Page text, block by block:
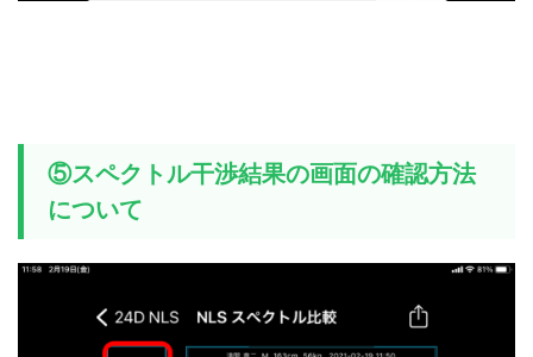
⑤スペクトル干渉結果の画面の確認方法
について